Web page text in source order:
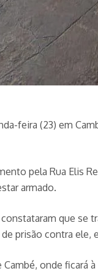
feira (23) em
pela Rua Elis
armado.
que se
prisão contra ele,
onde ficará